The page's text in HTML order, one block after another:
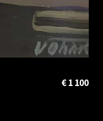
1 100
€